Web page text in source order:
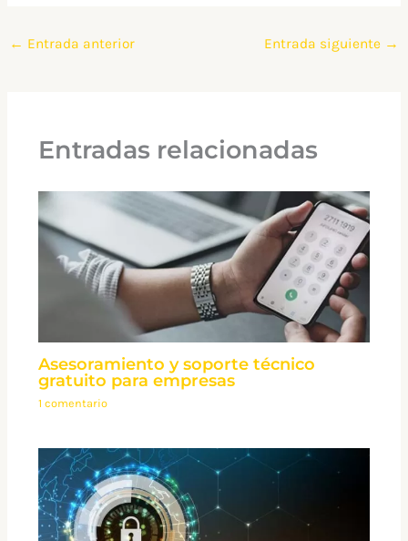
← Entrada anterior Entrada siguiente →
Entradas relacionadas
Asesoramiento y soporte técnico
gratuito para empresas
1 comentario